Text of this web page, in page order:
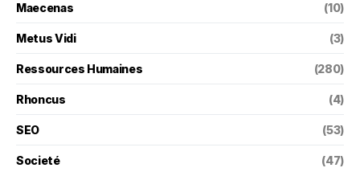
Maecenas (10)
Metus Vidi (3)
Ressources Humaines (280)
Rhoncus (4)
SEO (53)
Societé (47)